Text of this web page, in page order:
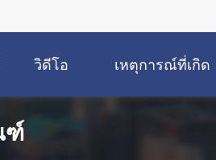
วิดีโอ เหตุการณ์ที่เกิด
ฑ์